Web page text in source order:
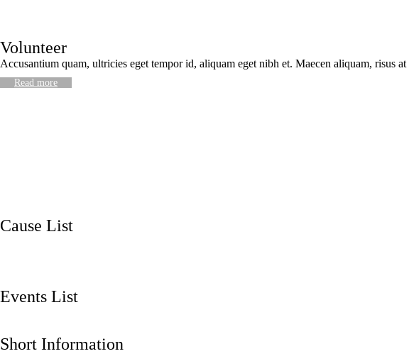
Volunteer
Accusantium quam, ultricies eget tempor id, aliquam eget nibh et. Maecen aliquam, risus at
Read more
Cause List
Events List
Short Information